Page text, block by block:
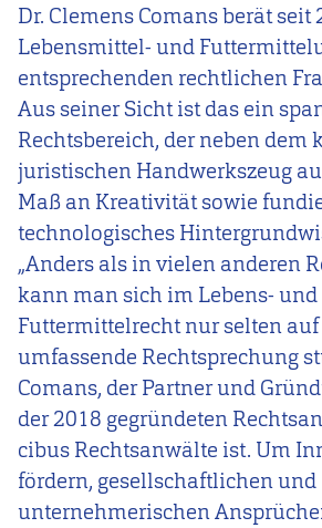
Dr. Clemens Comans berät seit
Lebensmittel- und
entsprechenden rechtlichen
Aus seiner Sicht ist das ein
Rechtsbereich, der neben dem
juristischen Handwerkszeug
Maß an Kreativität sowie
technologisches
„Anders als in vielen anderen
kann man sich im Lebens- und
Futtermittelrecht nur selten
umfassende Rechtsprechung
Comans, der Partner und
der 2018 gegründeten
cibus Rechtsanwälte ist. Um
fördern, gesellschaftlichen und
unternehmerischen